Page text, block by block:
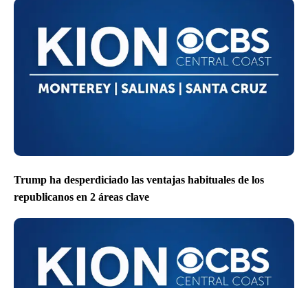
Trump ha desperdiciado las ventajas habituales de los
republicanos en 2 áreas clave